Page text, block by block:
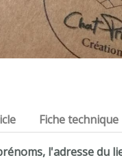
Fiche technique
l'adresse du